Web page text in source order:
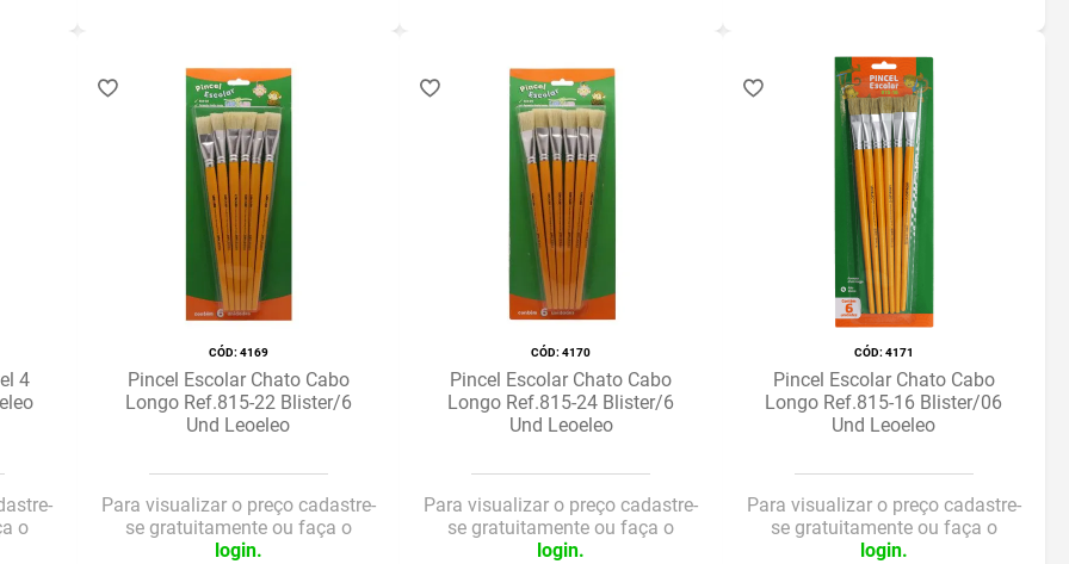
4
o
:4169
Pincel Escolar Chato Cabo
Longo Ref.815-22 Blister/6
Und Leoeleo
Para visualizar o preço cadastre-
se gratuitamente ou faça o
login.
:4170
Pincel Escolar Chato Cabo
Longo Ref.815-24 Blister/6
Und Leoeleo
Para visualizar o preço cadastre-
se gratuitamente ou faça o
login.
:4171
Pincel Escolar Chato Cabo
Longo Ref.815-16 Blister/06
Und Leoeleo
Para visualizar o preço cadastre-
se gratuitamente ou faça o
login.